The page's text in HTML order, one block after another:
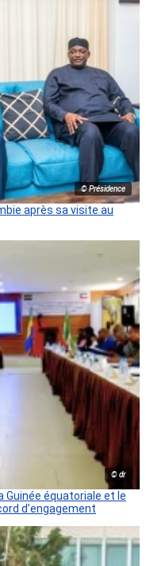
© Présidence
après sa visite au
© dr
Guinée équatoriale et le
d’engagement